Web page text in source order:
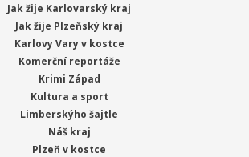
Jak žije Karlovarský kraj
Jak žije Plzeňský kraj
Karlovy Vary v kostce
Komerční reportáže
Krimi Západ
Kultura a sport
Limberskýho šajtle
Náš kraj
Plzeň v kostce